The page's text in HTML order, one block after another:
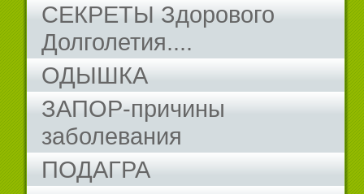
СЕКРЕТЫ Здорового
Долголетия....
ОДЫШКА
ЗАПОР-причины
заболевания
ПОДАГРА